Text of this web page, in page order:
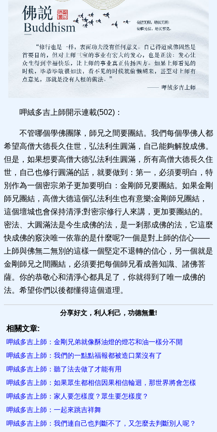
呷絨多吉上師開示連載(502)：
不管哪個學佛團隊，師兄之間要團結。我們每個學佛人都
希望高僧大德長久住世，弘法利生圓滿，自己能夠解脫成佛。
但是，如果想要高僧大德弘法利生圓滿，所有高僧大德長久住
世，自己也修行圓滿的話，就要做到：第一，必須要明白，特
別作為一個密宗弟子更加要明白：金剛師兄要團結。如果金剛
師兄團結，高僧大德這個弘法利生也有意樂;金剛師兄團結，
這個壇城也會保持清淨;對密宗修行人來講，更加要團結的。
密法、大圓滿法是今生成佛的法，是一剎那成佛的法，它這麼
快成佛的竅決唯一依靠的是什麼呢?一個是對上師的信心——
上師與佛無二無別的這樣一個堅定不退轉的信心，另一個就是
金剛師兄之間團結，必須要把每個師兄看成善知識、諸佛菩
薩。你的恭敬心和清淨心都具足了，你就得到了唯一成佛的
法。希望你們以後都懂得這個道理。
分享好文，利人利己，功德無量!
相關文章:
呷絨多吉上師：金剛兄弟就像酥油燈的燈芯和油一樣分不開
呷絨多吉上師：我們的一點點福報都被造口業沒有了
呷絨多吉上師：聽了法去做了才能有用
呷絨多吉上師：如果眾生都相信因果相信輪迴，那世界將會怎樣
呷絨多吉上師：家人要怎樣度？眾生要怎樣度？
呷絨多吉上師：一起來跳吉祥舞
呷絨多吉上師：我們連自己也判斷不了，又怎麼去判斷別人呢？